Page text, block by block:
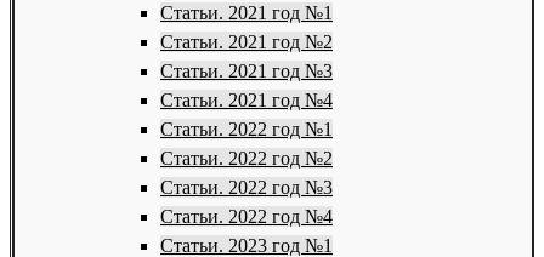
Статьи. 2021 год №1
Статьи. 2021 год №2
Статьи. 2021 год №3
Статьи. 2021 год №4
Статьи. 2022 год №1
Статьи. 2022 год №2
Статьи. 2022 год №3
Статьи. 2022 год №4
Статьи. 2023 год №1